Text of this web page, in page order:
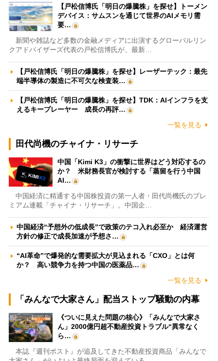
【戸松信博氏「明日の爆騰株」を探せ】トーメン
デバイス：サムスンを通じて世界のAIメモリ需
要…
新聞や雑誌など多数の金融メディアに出演するグローバルリン
クアドバイザーズ代表の戸松信博氏が、最新…
【戸松信博氏「明日の爆騰株」を探せ】レーザーテック：最先
端半導体の製造に不可欠な検査装…
【戸松信博氏「明日の爆騰株」を探せ】TDK：AIインフラを支
えるキープレーヤー 成長の再評…
一覧を見る
田代尚機のチャイナ・リサーチ
中国「Kimi K3」の衝撃に世界はどう対応するの
か？ 米財務長官が検討する「蒸留を行う中国
AI…
中国経済に精通する中国株投資の第一人者・田代尚機氏のプレ
ミアム連載「チャイナ・リサーチ」。中国企…
中国経済“予想外の低成長”で政策のテコ入れ必至か 経済運営
方針の修正で成長加速が予想さ…
“AI革命”で爆発的な需要拡大が見込まれる「CXO」とは何
か？ 高い競争力を持つ中国の医薬品…
一覧を見る
「みんなで大家さん」配当ストップ騒動の内幕
《ついに見えた問題の核心》「みんなで大家さ
ん」2000億円超不動産投資トラブル“異常なく
ら…
本誌『週刊ポスト』が追及してきた不動産投資商品「みんなで